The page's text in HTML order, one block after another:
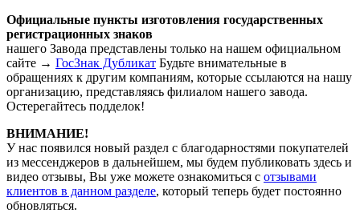
Официальные пункты изготовления государственных
регистрационных знаков
нашего Завода представлены только на нашем официальном
сайте → ГосЗнак Дубликат Будьте внимательные в
обращениях к другим компаниям, которые ссылаются на нашу
организацию, представляясь филиалом нашего завода.
Остерегайтесь подделок!
ВНИМАНИЕ!
У нас появился новый раздел с благодарностями покупателей
из мессенджеров в дальнейшем, мы будем публиковать здесь и
видео отзывы, Вы уже можете ознакомиться с отзывами
клиентов в данном разделе, который теперь будет постоянно
обновляться.